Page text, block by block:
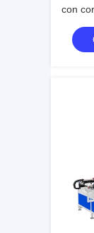
con
lamiera